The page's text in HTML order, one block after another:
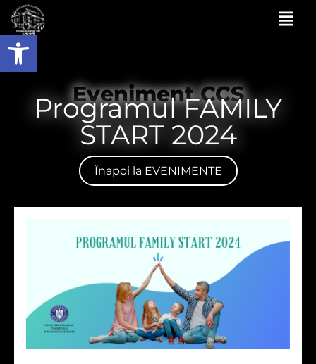
Deschide bara de unelte
Eveniment CCS
Programul FAMILY
START 2024
Înapoi la EVENIMENTE